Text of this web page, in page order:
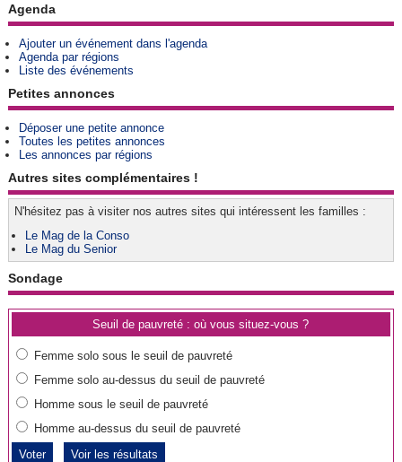
Agenda
Ajouter un événement dans l'agenda
Agenda par régions
Liste des événements
Petites annonces
Déposer une petite annonce
Toutes les petites annonces
Les annonces par régions
Autres sites complémentaires !
N'hésitez pas à visiter nos autres sites qui intéressent les familles :
Le Mag de la Conso
Le Mag du Senior
Sondage
Seuil de pauvreté : où vous situez-vous ?
Femme solo sous le seuil de pauvreté
Femme solo au-dessus du seuil de pauvreté
Homme sous le seuil de pauvreté
Homme au-dessus du seuil de pauvreté
Voir les résultats